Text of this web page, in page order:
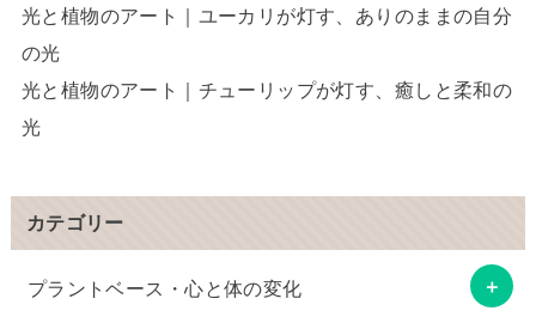
光と植物のアート｜ユーカリが灯す、ありのままの自分
の光
光と植物のアート｜チューリップが灯す、癒しと柔和の
光
カテゴリー
プラントベース・心と体の変化